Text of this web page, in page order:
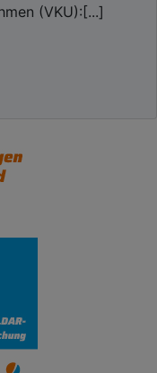
(VKU):[...]